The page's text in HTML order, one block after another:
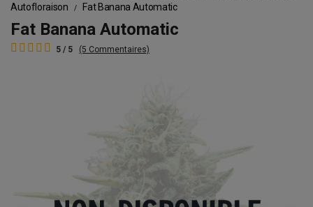
Autofloraison
Fat Banana Automatic
Fat Banana Automatic
5 / 5 (5 Commentaires)